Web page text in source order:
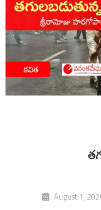
August 1,